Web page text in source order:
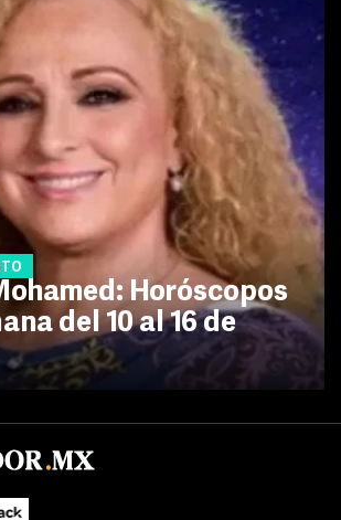
Horóscopos
del 10 al 16 de